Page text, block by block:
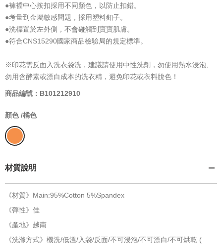
●褲襠中心按扣採用不同顏色，以防止扣錯。
●考量到金屬敏感問題，採用塑料釦子。
●洗標置於左外側，不會碰觸到寶寶肌膚。
●符合CNS15290國家商品檢驗局的規定標準。
※印花需反面入洗衣袋洗，建議請使用中性洗劑，勿使用熱水浸泡、
勿用含酵素或漂白成本的洗衣精，避免印花或衣料脫色！
商品編號：B101212910
顏色 /橘色
材質說明
《材質》Main:95%Cotton 5%Spandex
《彈性》佳
《產地》越南
《洗滌方式》機洗/低溫/入袋/反面/不可浸泡/不可漂白/不可烘乾 (